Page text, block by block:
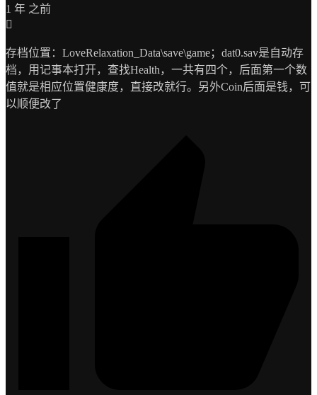
1 年 之前
存档位置：LoveRelaxation_Data\save\game；dat0.sav是自动存
档，用记事本打开，查找Health，一共有四个，后面第一个数
值就是相应位置健康度，直接改就行。另外Coin后面是钱，可
以顺便改了